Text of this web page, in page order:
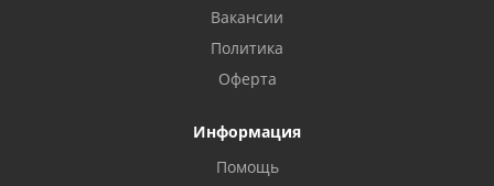
Вакансии
Политика
Оферта
Информация
Помощь